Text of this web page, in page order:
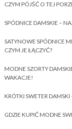
CZYM PÓJŚĆ O TEJ
SPÓDNICE DAMSKIE –
SATYNOWE SPÓDNICE
CZYM JE ŁĄCZYĆ?
MODNE SZORTY
WAKACJE!
KRÓTKI SWETER
GDZIE KUPIĆ MODNE